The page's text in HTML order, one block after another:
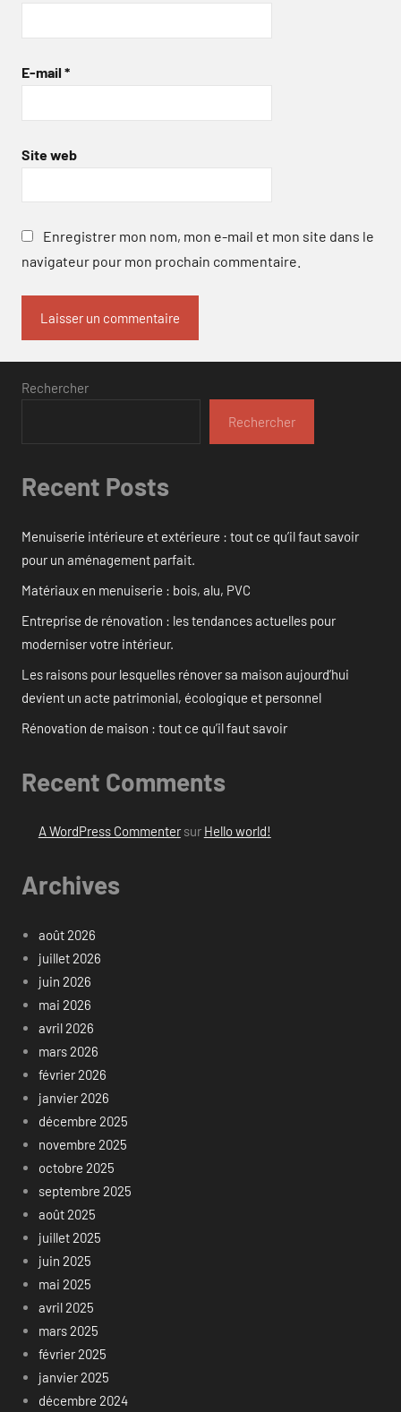
E-mail *
Site web
Enregistrer mon nom, mon e-mail et mon site dans le
navigateur pour mon prochain commentaire.
Rechercher
Rechercher
Recent Posts
Menuiserie intérieure et extérieure : tout ce qu’il faut savoir
pour un aménagement parfait.
Matériaux en menuiserie : bois, alu, PVC
Entreprise de rénovation : les tendances actuelles pour
moderniser votre intérieur.
Les raisons pour lesquelles rénover sa maison aujourd’hui
devient un acte patrimonial, écologique et personnel
Rénovation de maison : tout ce qu’il faut savoir
Recent Comments
A WordPress Commentersur Hello world!
Archives
août 2026
juillet 2026
juin 2026
mai 2026
avril 2026
mars 2026
février 2026
janvier 2026
décembre 2025
novembre 2025
octobre 2025
septembre 2025
août 2025
juillet 2025
juin 2025
mai 2025
avril 2025
mars 2025
février 2025
janvier 2025
décembre 2024